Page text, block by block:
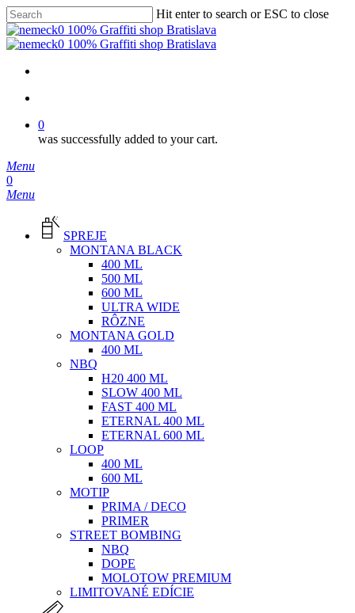
Skip
to
main
Hit enter to search or ESC to close
Close
Search
0
was successfully added to your cart.
Menu
search
0
Menu
SPREJE
MONTANA BLACK
400 ML
500 ML
600 ML
ULTRA WIDE
RÔZNE
MONTANA GOLD
400 ML
NBQ
H20 400 ML
SLOW 400 ML
FAST 400 ML
ETERNAL 400 ML
ETERNAL 600 ML
LOOP
400 ML
600 ML
MOTIP
PRIMA / DECO
PRIMER
STREET BOMBING
NBQ
DOPE
MOLOTOW PREMIUM
LIMITOVANÉ EDÍCIE